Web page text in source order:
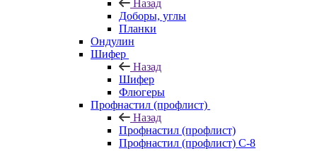
Назад
Доборы, углы
Планки
Ондулин
Шифер
Назад
Шифер
Флюгеры
Профнастил (профлист)
Назад
Профнастил (профлист)
Профнастил (профлист) С-8